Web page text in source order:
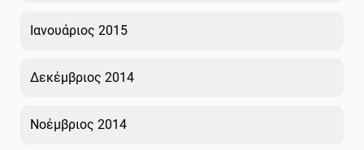
Ιανουάριος 2015
Δεκέμβριος 2014
Νοέμβριος 2014